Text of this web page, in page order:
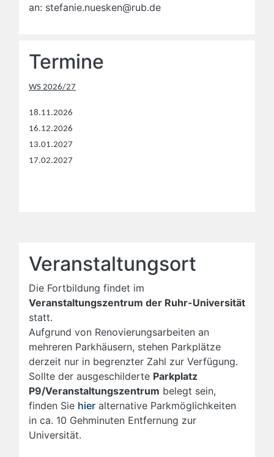
an: stefanie.nuesken@rub.de
Termine
WS 2026/27
18.11.2026
16.12.2026
13.01.2027
17.02.2027
Veranstaltungsort
Die Fortbildung findet im
Veranstaltungszentrum der Ruhr-Universität
statt.
Aufgrund von Renovierungsarbeiten an
mehreren Parkhäusern, stehen Parkplätze
derzeit nur in begrenzter Zahl zur Verfügung.
Sollte der ausgeschilderte Parkplatz
P9/Veranstaltungszentrum belegt sein,
finden Sie hier alternative Parkmöglichkeiten
in ca. 10 Gehminuten Entfernung zur
Universität.